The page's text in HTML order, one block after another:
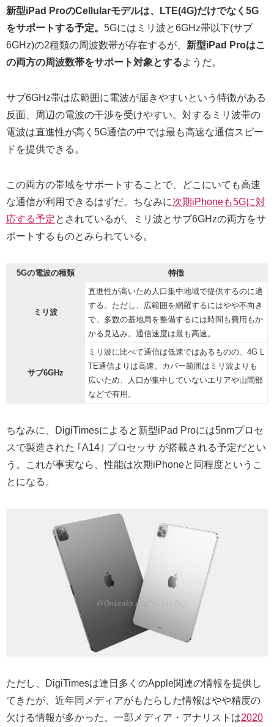
新型iPad ProのCellularモデルは、LTE(4G)だけでなく5G
をサポートする予定。 5Gにはミリ波と6GHz帯以下(サブ
6GHz)の2種類の周波数帯が存在するが、 新型iPad Proはこ
の両方の周波数帯をサポート対象とするようだ。
サブ6GHz帯は広範囲に電波が届きやすいという特徴がある
反面、周辺の電波の干渉を受けやすい。対するミリ波帯の
電波は直進性が高く5G通信の中では最も高速な通信スピー
ドを提供できる。
この両方の帯域をサポートすることで、どこにいても高速
な通信が利用できるはずだ。ちなみに次期iPhoneも5Gに対
応する予定とされているが、ミリ波とサブ6GHzの両方をサ
ポートするものとみられている。
5Gの電波の種類 特徴
ミリ波
直進性が高いため人口集中地域で提供するのに適
する。ただし、広範囲を網羅するにはやや不向き
で、多数の基地局を整備するには時間も費用もか
かる見込み。通信速度は最も高速。
サブ6GHz
ミリ波に比べて通信は低速ではあるものの、4G L
TE通信よりは高速。カバー範囲はミリ波よりも
広いため、人口が集中していないエリアや山間部
などで有用。
ちなみに、DigiTimesによると新型iPad Proには5nmプロセ
スで製造された ｢A14｣ プロセッサ が搭載される予定だとい
う。これが事実なら、性能は次期iPhoneと同程度というこ
とになる。
ただし、DigiTimesは連日多くのApple関連の情報を提供し
てきたが、近年同メディアがもたらした情報はやや精度の
欠ける情報が多かった。一部メディア・アナリストは2020